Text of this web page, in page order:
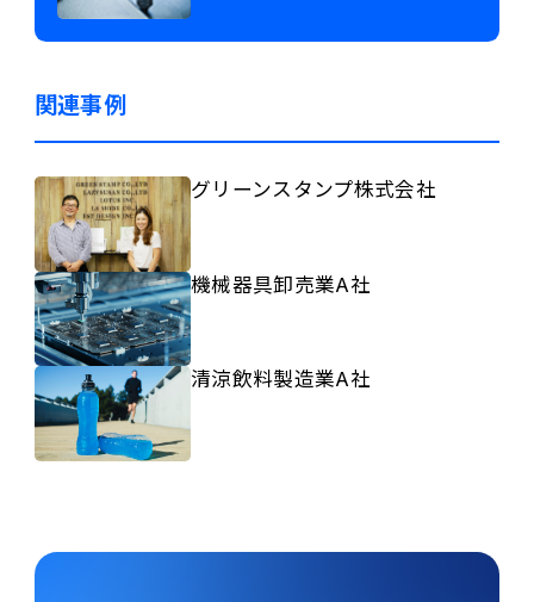
関連事例
グリーンスタンプ株式会社
機械器具卸売業A社
清涼飲料製造業A社